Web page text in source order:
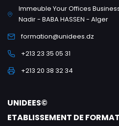
Immeuble Your Offices
Nadir - BABA HASSEN - Alger
formation@unidees.dz
+213 23 35 05 31
+213 20 38 32 34
UNIDEES©
ETABLISSEMENT DE